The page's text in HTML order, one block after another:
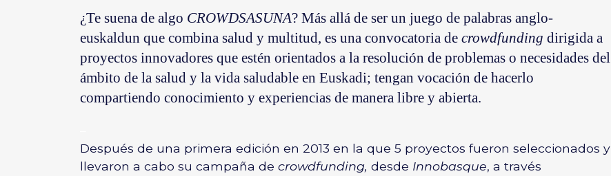
¿Te suena de algo CROWDSASUNA? Más allá de ser un juego de palabras anglo-
euskaldun que combina salud y multitud, es una convocatoria de crowdfunding dirigida a
proyectos innovadores que estén orientados a la resolución de problemas o necesidades del
ámbito de la salud y la vida saludable en Euskadi; tengan vocación de hacerlo
compartiendo conocimiento y experiencias de manera libre y abierta.
Después de una primera edición en 2013 en la que 5 proyectos fueron seleccionados y
llevaron a cabo su campaña de crowdfunding, desde Innobasque, a través